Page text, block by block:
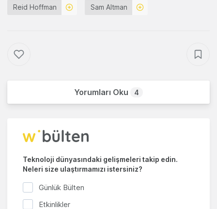
Reid Hoffman Sam Altman
Yorumları Oku 4
Teknoloji dünyasındaki gelişmeleri takip edin.
Neleri size ulaştırmamızı istersiniz?
Günlük Bülten
Etkinlikler